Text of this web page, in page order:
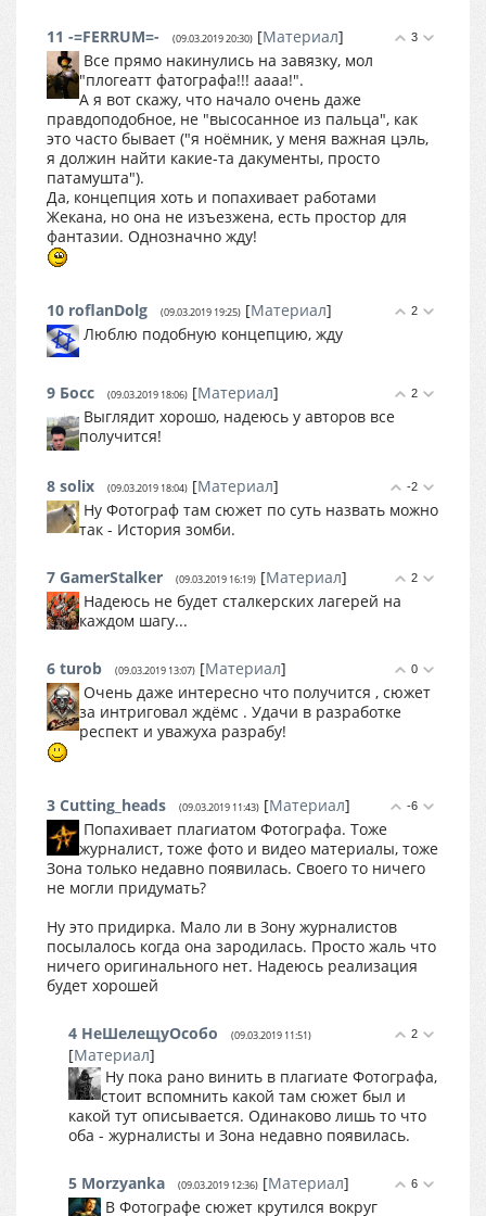
3
11 -=FERRUM=- (09.03.2019 20:30) [Материал]
Все прямо накинулись на завязку, мол
"плогеатт фатографа!!! аааа!".
А я вот скажу, что начало очень даже
правдоподобное, не "высосанное из пальца", как
это часто бывает ("я ноёмник, у меня важная цэль,
я должин найти какие-та дакументы, просто
патамушта").
Да, концепция хоть и попахивает работами
Жекана, но она не изъезжена, есть простор для
фантазии. Однозначно жду!
2
10 roflanDolg (09.03.2019 19:25) [Материал]
Люблю подобную концепцию, жду
2
9 Босс (09.03.2019 18:06) [Материал]
Выглядит хорошо, надеюсь у авторов все
получится!
-2
8 solix (09.03.2019 18:04) [Материал]
Ну Фотограф там сюжет по суть назвать можно
так - История зомби.
2
7 GamerStalker (09.03.2019 16:19) [Материал]
Надеюсь не будет сталкерских лагерей на
каждом шагу...
0
6 turob (09.03.2019 13:07) [Материал]
Очень даже интересно что получится , сюжет
за интриговал ждёмс . Удачи в разработке
респект и уважуха разрабу!
-6
3 Cutting_heads (09.03.2019 11:43) [Материал]
Попахивает плагиатом Фотографа. Тоже
журналист, тоже фото и видео материалы, тоже
Зона только недавно появилась. Своего то ничего
не могли придумать?
Ну это придирка. Мало ли в Зону журналистов
посылалось когда она зародилась. Просто жаль что
ничего оригинального нет. Надеюсь реализация
будет хорошей
2
4 НеШелещуОсобо (09.03.2019 11:51)
[Материал]
Ну пока рано винить в плагиате Фотографа,
стоит вспомнить какой там сюжет был и
какой тут описывается. Одинаково лишь то что
оба - журналисты и Зона недавно появилась.
6
5 Morzyanka (09.03.2019 12:36) [Материал]
В Фотографе сюжет крутился вокруг